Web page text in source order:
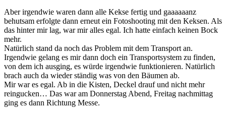
Aber irgendwie waren dann alle Kekse fertig und gaaaaaanz
behutsam erfolgte dann erneut ein Fotoshooting mit den Keksen. Als
das hinter mir lag, war mir alles egal. Ich hatte einfach keinen Bock
mehr.
Natürlich stand da noch das Problem mit dem Transport an.
Irgendwie gelang es mir dann doch ein Transportsystem zu finden,
von dem ich ausging, es würde irgendwie funktionieren. Natürlich
brach auch da wieder ständig was von den Bäumen ab.
Mir war es egal. Ab in die Kisten, Deckel drauf und nicht mehr
reingucken… Das war am Donnerstag Abend, Freitag nachmittag
ging es dann Richtung Messe.